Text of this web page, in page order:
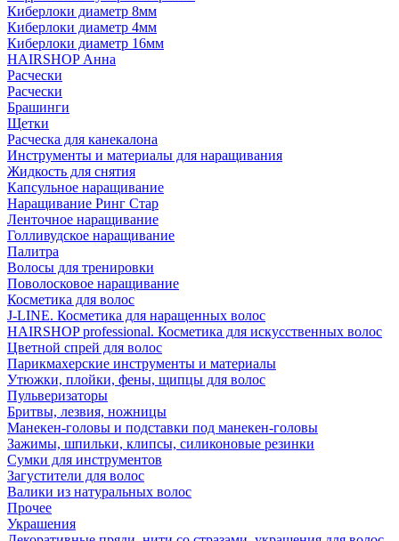
Киберлоки диаметр 8мм
Киберлоки диаметр 4мм
Киберлоки диаметр 16мм
HAIRSHOP Анна
Расчески
Расчески
Брашинги
Щетки
Расческа для канекалона
Инструменты и материалы для наращивания
Жидкость для снятия
Капсульное наращивание
Наращивание Ринг Стар
Ленточное наращивание
Голливудское наращивание
Палитра
Волосы для тренировки
Поволосковое наращивание
Косметика для волос
J-LINE. Косметика для наращенных волос
HAIRSHOP professional. Косметика для искусственных волос
Цветной спрей для волос
Парикмахерские инструменты и материалы
Утюжки, плойки, фены, щипцы для волос
Пульверизаторы
Бритвы, лезвия, ножницы
Манекен-головы и подставки под манекен-головы
Зажимы, шпильки, клипсы, силиконовые резинки
Сумки для инструментов
Загустители для волос
Валики из натуральных волос
Прочее
Украшения